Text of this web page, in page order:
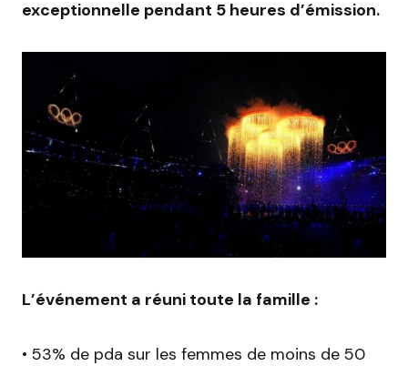
exceptionnelle pendant 5 heures d’émission.
L’événement a réuni toute la famille :
• 53% de pda sur les femmes de moins de 50